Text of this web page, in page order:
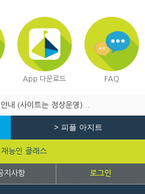
App 다운로드 FAQ
내 (사이트는 정상운영)...
> 피플 아지트
재능인 클래스
지사항 로그인